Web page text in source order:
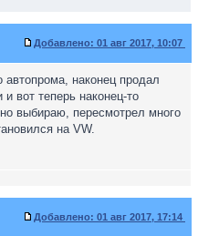
Добавлено: 01 авг 2017, 10:07
автопрома, наконец продал
вот теперь наконец-то
выбираю, пересмотрел много
на VW.
Добавлено: 01 авг 2017, 17:14